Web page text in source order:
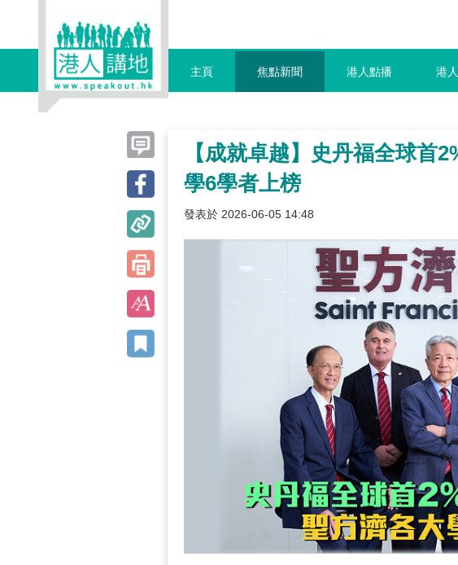
主頁 焦點新聞 港人點播 港
【成就卓越】史丹福全球首
學6學者上榜
發表於 2026-06-05 14:48